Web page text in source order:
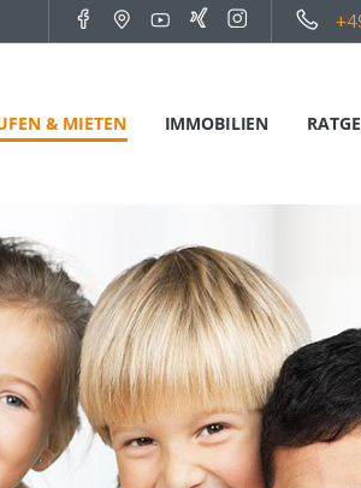
& MIETEN IMMOBILIEN